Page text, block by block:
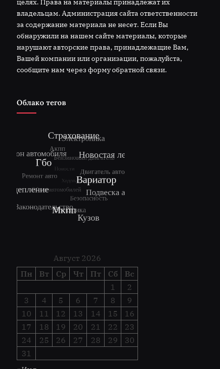
целях. Права на материалы принадлежат их
владельцам. Администрация сайта ответственности
за содержание материала не несет. Если Вы
обнаружили на нашем сайте материалы, которые
нарушают авторские права, принадлежащие Вам,
Вашей компании или организации, пожалуйста,
сообщите нам через форму обратной связи.
Облако тегов
Август 2026
Пн
Вт Ср Чт Пт Сб
Вс
1
2
3
4 5 6 7 8
9
10
11 12 13 14 15
16
17
18 19 20 21 22
23
24
25 26 27 28 29
30
31